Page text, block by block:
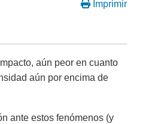
Imprimir
aún peor en cuanto
aún por encima de
ante estos fenómenos (y